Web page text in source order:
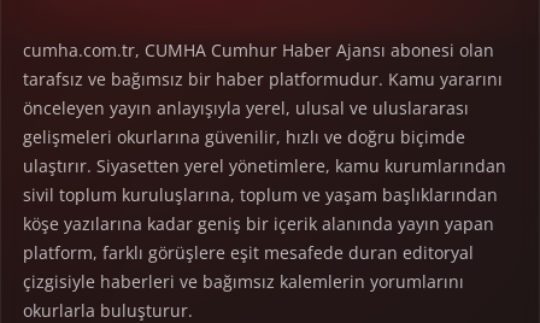
cumha.com.tr, CUMHA Cumhur Haber Ajansı abonesi olan
tarafsız ve bağımsız bir haber platformudur. Kamu yararını
önceleyen yayın anlayışıyla yerel, ulusal ve uluslararası
gelişmeleri okurlarına güvenilir, hızlı ve doğru biçimde
ulaştırır. Siyasetten yerel yönetimlere, kamu kurumlarından
sivil toplum kuruluşlarına, toplum ve yaşam başlıklarından
köşe yazılarına kadar geniş bir içerik alanında yayın yapan
platform, farklı görüşlere eşit mesafede duran editoryal
çizgisiyle haberleri ve bağımsız kalemlerin yorumlarını
okurlarla buluşturur.